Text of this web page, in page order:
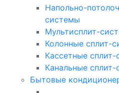
Напольно-
системы
Мультисплит-
Колонные сплит-
Кассетные
Канальные
Бытовые